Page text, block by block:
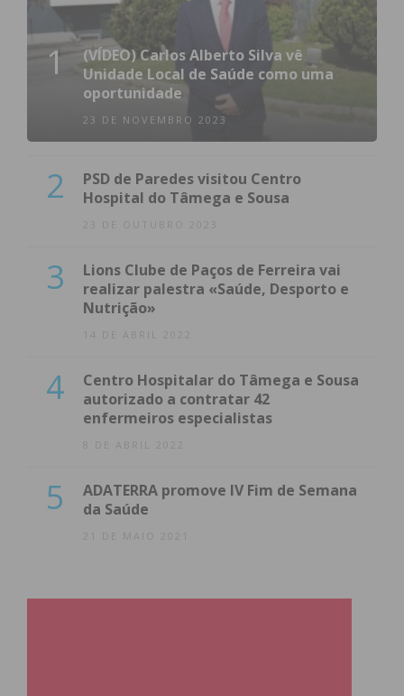
1
(VÍDEO) Carlos Alberto Silva vê
Unidade Local de Saúde como uma
oportunidade
23 DE NOVEMBRO 2023
2
PSD de Paredes visitou Centro
Hospital do Tâmega e Sousa
23 DE OUTUBRO 2023
3
Lions Clube de Paços de Ferreira vai
realizar palestra «Saúde, Desporto e
Nutrição»
14 DE ABRIL 2022
4
Centro Hospitalar do Tâmega e Sousa
autorizado a contratar 42
enfermeiros especialistas
8 DE ABRIL 2022
5
ADATERRA promove IV Fim de Semana
da Saúde
21 DE MAIO 2021